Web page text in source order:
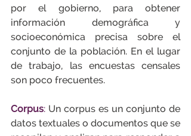
por el gobierno, para obtener
información demográfica y
socioeconómica precisa sobre el
conjunto de la población. En el lugar
de trabajo, las encuestas censales
son poco frecuentes.
Corpus: Un corpus es un conjunto de
datos textuales o documentos que se